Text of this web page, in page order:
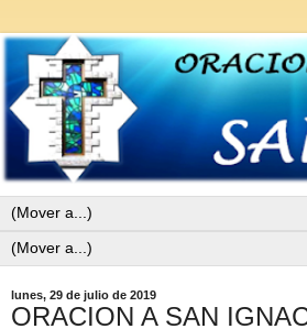
lunes, 29 de julio de 2019
ORACION A SAN